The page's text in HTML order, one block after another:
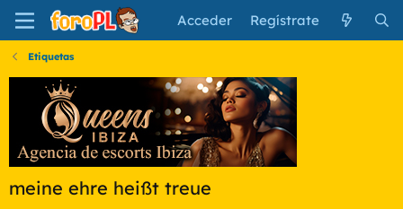
Acceder Regístrate
Etiquetas
meine ehre heißt treue